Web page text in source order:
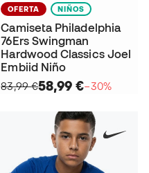
OFERTA NIÑOS
Camiseta Philadelphia
76Ers Swingman
Hardwood Classics Joel
Embiid Niño
83,99 €58,99 €−30%